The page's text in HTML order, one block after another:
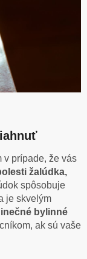
v prípade, že vás
žalúdka,
spôsobuje
je skvelým
bylinné
ak sú vaše